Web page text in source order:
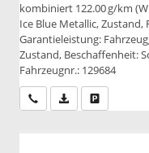
kombiniert 122.00 g/km
Ice Blue Metallic,
Garantieleistung:
Zustand, Beschaffenheit:
Fahrzeugnr.: 129684
Wir rufen Sie an
PDF-Datei,